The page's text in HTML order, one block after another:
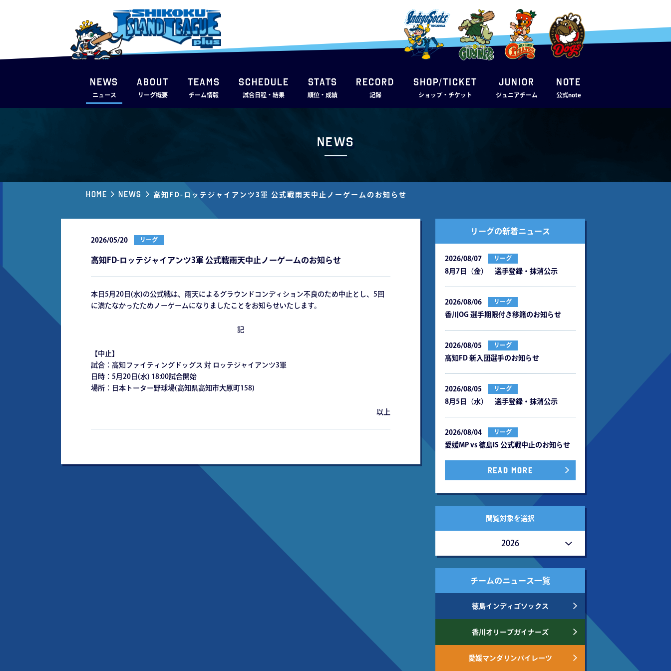
NEWS
ニュース
ABOUT
リーグ概要
TEAMS
チーム情報
SCHEDULE
試合日程・結果
STATS
順位・成績
RECORD
記録
SHOP/TICKET
ショップ・チケット
JUNIOR
ジュニアチーム
note
公式note
News
Home News ⾼知FD-ロッテジャイアンツ3軍 公式戦⾬天中⽌ノーゲームのお知らせ
2026/05/20 リーグ
⾼知FD-ロッテジャイアンツ3軍 公式戦⾬天中⽌ノーゲームのお知らせ
本⽇5⽉20⽇(⽔)の公式戦は、⾬天によるグラウンドコンディション不良のため中⽌とし、5回
に満たなかったためノーゲームになりましたことをお知らせいたします。
記
【中⽌】
試合：⾼知ファイティングドッグス 対 ロッテジャイアンツ3軍
⽇時：5⽉20⽇(⽔) 18:00試合開始
場所：⽇本トーター野球場(⾼知県⾼知市⼤原町158)
以上
リーグの新着ニュース
2026/08/07 リーグ
8月7日（金） 選手登録・抹消公示
2026/08/06 リーグ
⾹川OG 選⼿期限付き移籍のお知らせ
2026/08/05 リーグ
⾼知FD 新⼊団選⼿のお知らせ
2026/08/05 リーグ
8月5日（水） 選手登録・抹消公示
2026/08/04 リーグ
愛媛MP vs 徳島IS 公式戦中⽌のお知らせ
READ MORE
閲覧対象を選択
2026
チームのニュース一覧
徳島インディゴソックス
香川オリーブガイナーズ
愛媛マンダリンパイレーツ